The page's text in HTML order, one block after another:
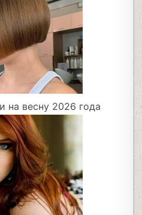
на весну 2026 года